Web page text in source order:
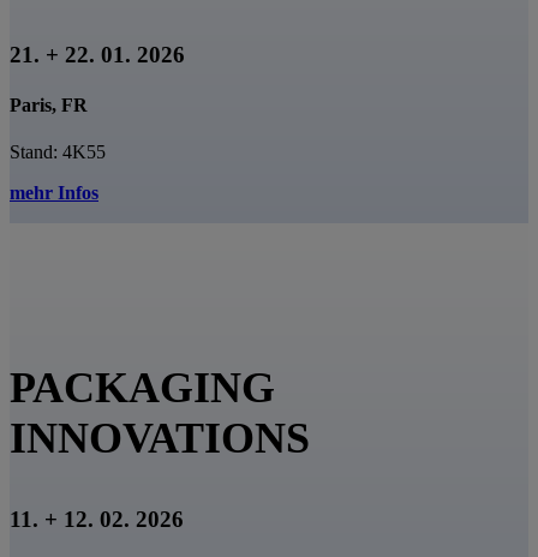
21. + 22. 01. 2026
Paris, FR
Stand: 4K55
mehr Infos
PACKAGING
INNOVATIONS
11. + 12. 02. 2026